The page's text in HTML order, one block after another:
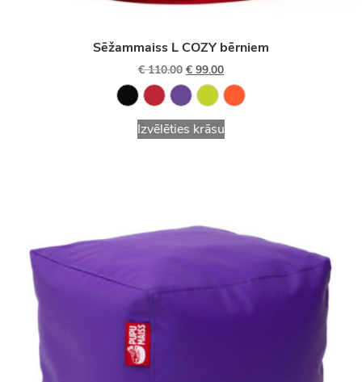
Sēžammaiss L COZY bērniem
€110.00 € 99.00
Izvēlēties krāsu